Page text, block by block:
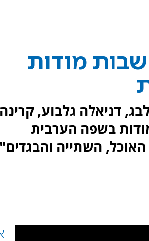
מודות
דניאלה גלבוע, קרינה
בשפה הערבית
השתייה והבגדים"